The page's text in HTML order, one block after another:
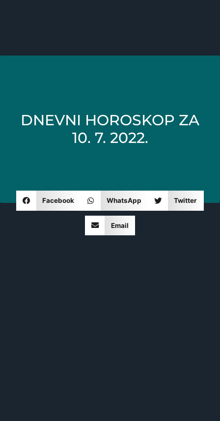
DNEVNI HOROSKOP ZA
10. 7. 2022.
Facebook WhatsApp Twitter
Email